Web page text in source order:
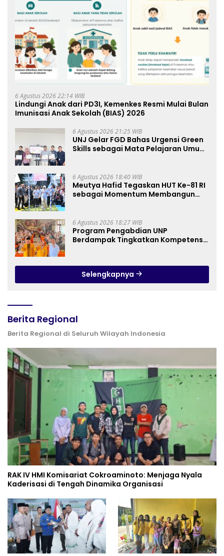
6 Agustus 2026 22:14 WIB
Lindungi Anak dari PD3I, Kemenkes Resmi Mulai Bulan
Imunisasi Anak Sekolah (BIAS) 2026
6 Agustus 2026 21:25 WIB
UNJ Gelar FGD Bahas Urgensi Green
Skills sebagai Mata Pelajaran Umum
6 Agustus 2026 18:40 WIB
Meutya Hafid Tegaskan HUT Ke-81 RI
sebagai Momentum Membangun
6 Agustus 2026 18:27 WIB
Program Pengabdian UNP
Berdampak Tingkatkan Kompetensi
Selengkapnya
Berita Regional
Berita Regional di Seluruh Wilayah Indonesia
RAK IV HMI Komisariat Cokroaminoto: Menjaga Nyala
Kaderisasi di Tengah Dinamika Organisasi